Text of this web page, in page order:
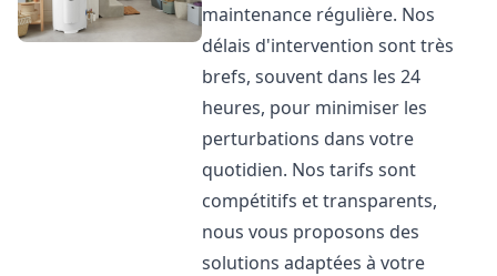
maintenance régulière. Nos
délais d'intervention sont très
brefs, souvent dans les 24
heures, pour minimiser les
perturbations dans votre
quotidien. Nos tarifs sont
compétitifs et transparents,
nous vous proposons des
solutions adaptées à votre